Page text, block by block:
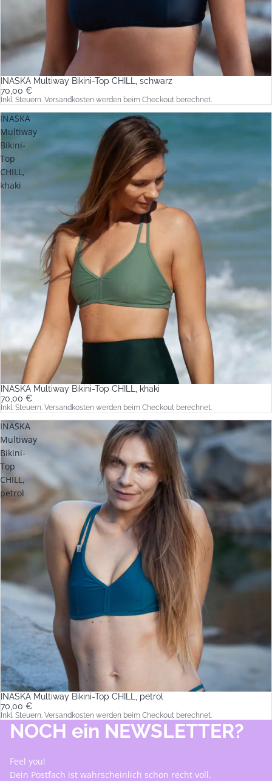
INASKA Multiway Bikini-Top CHILL, schwarz
70,00 €
Inkl. Steuern. Versandkosten werden beim Checkout berechnet.
INASKA
Multiway
Bikini-
Top
CHILL,
khaki
INASKA Multiway Bikini-Top CHILL, khaki
70,00 €
Inkl. Steuern. Versandkosten werden beim Checkout berechnet.
INASKA
Multiway
Bikini-
Top
CHILL,
petrol
INASKA Multiway Bikini-Top CHILL, petrol
70,00 €
Inkl. Steuern. Versandkosten werden beim Checkout berechnet.
NOCH ein NEWSLETTER?
Feel you!
Dein Postfach ist wahrscheinlich schon recht voll.